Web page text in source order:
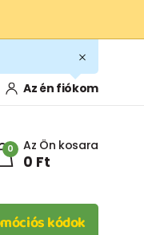
Az én fiókom
0 Az Ön kosara
0 Ft
kódok